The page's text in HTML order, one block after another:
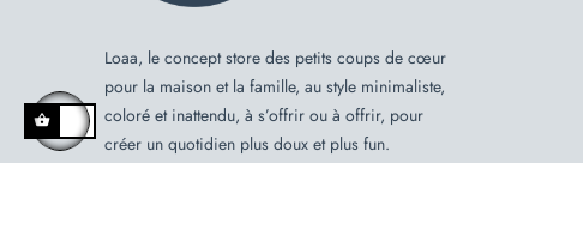
Loaa, le concept store des petits coups de cœur
pour la maison et la famille, au style minimaliste,
coloré et inattendu, à s’offrir ou à offrir, pour
créer un quotidien plus doux et plus fun.